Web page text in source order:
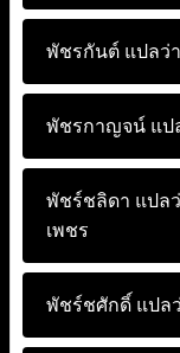
พัชรกันต์ แปลว่า
พัชรกาญจน์ แป
พัชร์ชลิดา แปล
เพชร
พัชร์ชศักดิ์ แปล